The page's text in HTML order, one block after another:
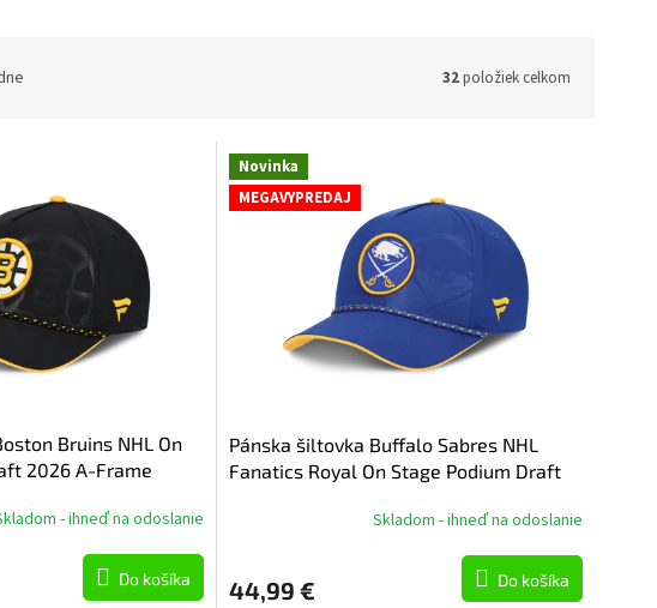
32položiek celkom
Bruins NHL On
2026 A-Frame
- ihneď na odoslanie
Do košíka
Novinka
MEGAVYPREDAJ
Pánska šiltovka Buffalo Sabres NHL
Fanatics Royal On Stage Podium Draft
Skladom - ihneď na odoslanie
44,99 € Do košíka